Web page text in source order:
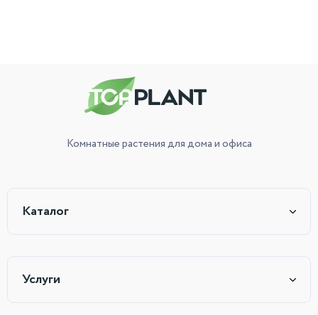
Комнатные растениядля дома и офиса
Каталог
Услуги